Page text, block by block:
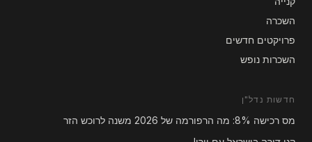
השכרה
פרויקטים חדשים
השכרות נופש
חדשות נדל"ן
מס רכישה 8%: מה הרפורמה של 2026 משנה לרוכש הזר